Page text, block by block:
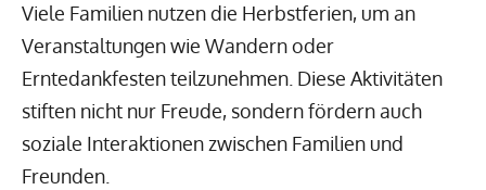
Viele Familien nutzen die Herbstferien, um an
Veranstaltungen wie Wandern oder
Erntedankfesten teilzunehmen. Diese Aktivitäten
stiften nicht nur Freude, sondern fördern auch
soziale Interaktionen zwischen Familien und
Freunden.